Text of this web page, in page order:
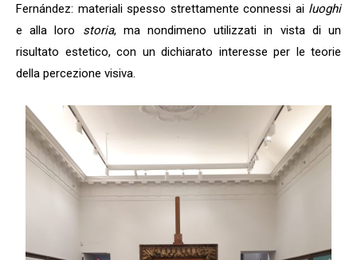
Fernández: materiali spesso strettamente connessi ai luoghi
e alla loro storia, ma nondimeno utilizzati in vista di un
risultato estetico, con un dichiarato interesse per le teorie
della percezione visiva.